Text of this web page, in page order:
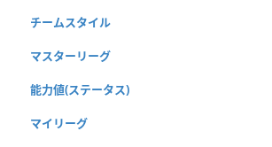
チームスタイル
マスターリーグ
能力値(ステータス)
マイリーグ